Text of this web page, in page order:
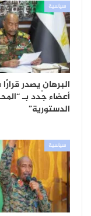
سياسية
البرهان يصدر
أعضاء جُدد بـ
الدستورية”
سياسية